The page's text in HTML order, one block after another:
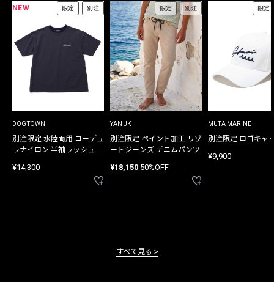
NEW 限定 別注
DOGTOWN
別注限定 水陸両用 コーデュ
ラナイロン 半袖ラッシュガ
¥14,300
限定 別注
YANUK
別注限定 ペイント加工 リゾ
ートジーンズ デニムパンツ
¥18,150 50%OFF
限定
MUTA MARINE
別注限定 ロゴキャ
¥9,900
すべて見る